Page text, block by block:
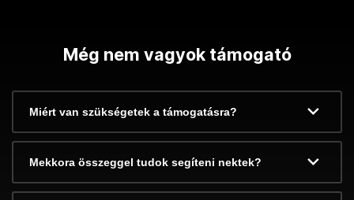
Még nem vagyok támogató
Miért van szükségetek a támogatásra?
Mekkora összeggel tudok segíteni nektek?